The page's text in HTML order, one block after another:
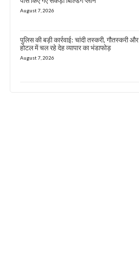
August 7, 2026
पुलिस की बड़ी कार्रवाई: चांदी तस्करी, गौतस्करी और
होटल में चल रहे देह व्यापार का भंडाफोड़
August 7, 2026